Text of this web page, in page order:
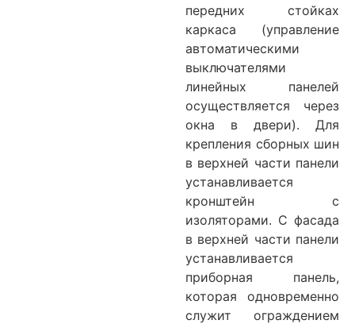
передних стойках
каркаса (управление
автоматическими
выключателями
линейных панелей
осуществляется через
окна в двери). Для
крепления сборных шин
в верхней части панели
устанавливается
кронштейн с
изоляторами. С фасада
в верхней части панели
устанавливается
приборная панель,
которая одновременно
служит ограждением